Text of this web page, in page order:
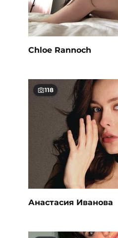
Chloe Rannoch
118
Анастасия Иванова